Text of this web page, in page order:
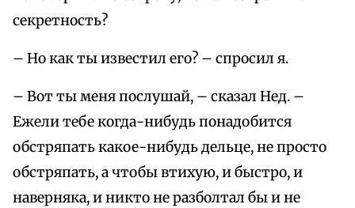
секретность?
– Но как ты известил его? – спросил я.
– Вот ты меня послушай, – сказал Нед. –
Ежели тебе когда-нибудь понадобится
обстряпать какое-нибудь дельце, не просто
обстряпать, а чтобы втихую, и быстро, и
наверняка, и никто не разболтал бы и не